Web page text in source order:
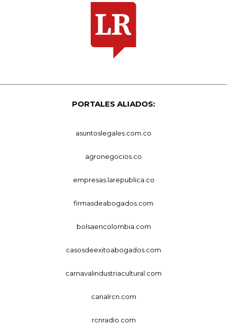
PORTALES ALIADOS:
asuntoslegales.com.co
agronegocios.co
empresas.larepublica.co
firmasdeabogados.com
bolsaencolombia.com
casosdeexitoabogados.com
carnavalindustriacultural.com
canalrcn.com
rcnradio.com